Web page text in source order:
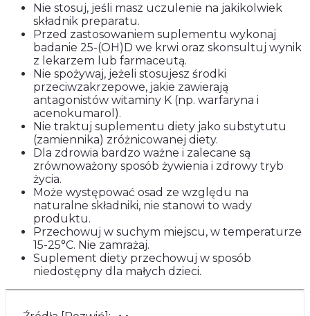
Nie stosuj, jeśli masz uczulenie na jakikolwiek
składnik preparatu.
Przed zastosowaniem suplementu wykonaj
badanie 25-(OH)D we krwi oraz skonsultuj wynik
z lekarzem lub farmaceutą.
Nie spożywaj, jeżeli stosujesz środki
przeciwzakrzepowe, jakie zawierają
antagonistów witaminy K (np. warfaryna i
acenokumarol).
Nie traktuj suplementu diety jako substytutu
(zamiennika) zróżnicowanej diety.
Dla zdrowia bardzo ważne i zalecane są
zrównoważony sposób żywienia i zdrowy tryb
życia.
Może występować osad ze względu na
naturalne składniki, nie stanowi to wady
produktu.
Przechowuj w suchym miejscu, w temperaturze
15-25°C. Nie zamrażaj.
Suplement diety przechowuj w sposób
niedostępny dla małych dzieci.